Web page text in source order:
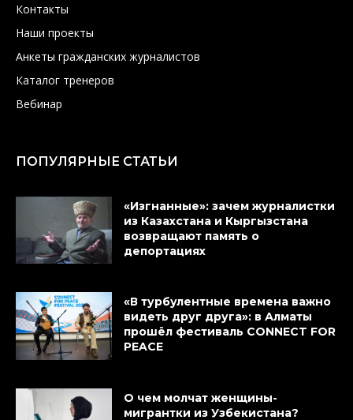
Контакты
Наши проекты
Анкеты гражданских журналистов
Каталог тренеров
Вебинар
ПОПУЛЯРНЫЕ СТАТЬИ
«Изгнанные»: зачем журналистки
из Казахстана и Кыргызстана
возвращают память о
депортациях
«В турбулентные времена важно
видеть друг друга»: в Алматы
прошёл фестиваль CONNECT FOR
PEACE
О чем молчат женщины-
мигрантки из Узбекистана?